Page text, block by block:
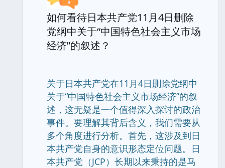
如何看待日本共产党11月4日删除
党纲中关于“中国特色社会主义市场
经济”的叙述？
关于日本共产党在11月4日删除党纲中
关于“中国特色社会主义市场经济”的叙
述，这无疑是一个值得深入探讨的政治
事件。要理解其背后含义，我们需要从
多个角度进行分析。首先，这涉及到日
本共产党自身的意识形态定位问题。日
本共产党（JCP）长期以来秉持的是马